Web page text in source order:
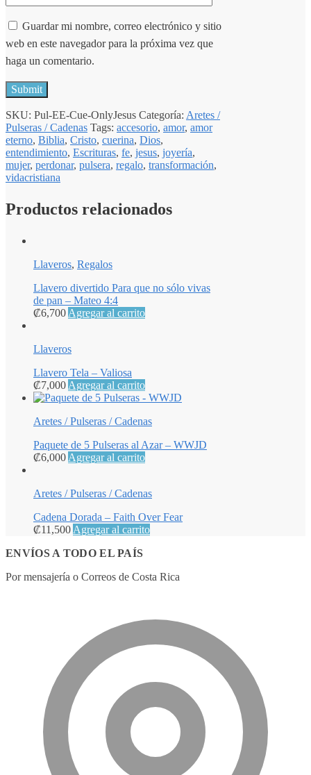
Guardar mi nombre, correo electrónico y sitio
web en este navegador para la próxima vez que
haga un comentario.
SKU: Pul-EE-Cue-OnlyJesus Categoría: Aretes /
Pulseras / Cadenas Tags: accesorio, amor, amor
eterno, Biblia, Cristo, cuerina, Dios,
entendimiento, Escrituras, fe, jesus, joyería,
mujer, perdonar, pulsera, regalo, transformación,
vidacristiana
Productos relacionados
Llaveros, Regalos
Llavero divertido Para que no sólo vivas
de pan – Mateo 4:4
₡6,700 Agregar al carrito
Llaveros
Llavero Tela – Valiosa
₡7,000 Agregar al carrito
Aretes / Pulseras / Cadenas
Paquete de 5 Pulseras al Azar – WWJD
₡6,000 Agregar al carrito
Aretes / Pulseras / Cadenas
Cadena Dorada – Faith Over Fear
₡11,500 Agregar al carrito
ENVÍOS A TODO EL PAÍS
Por mensajería o Correos de Costa Rica